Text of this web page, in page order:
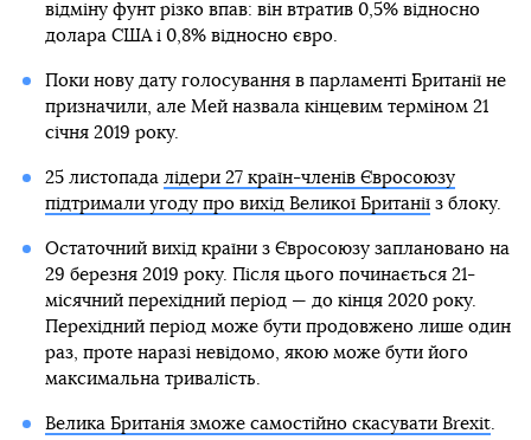
відміну фунт різко впав: він втратив 0,5% відносно
долара США і 0,8% відносно євро.
Поки нову дату голосування в парламенті Британії не
призначили, але Мей назвала кінцевим терміном 21
січня 2019 року.
25 листопада лідери 27 країн-членів Євросоюзу
підтримали угоду про вихід Великої Британіїз блоку.
Остаточний вихід країни з Євросоюзу заплановано на
29 березня 2019 року. Після цього починається 21-
місячний перехідний період — до кінця 2020 року.
Перехідний період може бути продовжено лише один
раз, проте наразі невідомо, якою може бути його
максимальна тривалість.
Велика Британія зможе самостійно скасувати Brexit.